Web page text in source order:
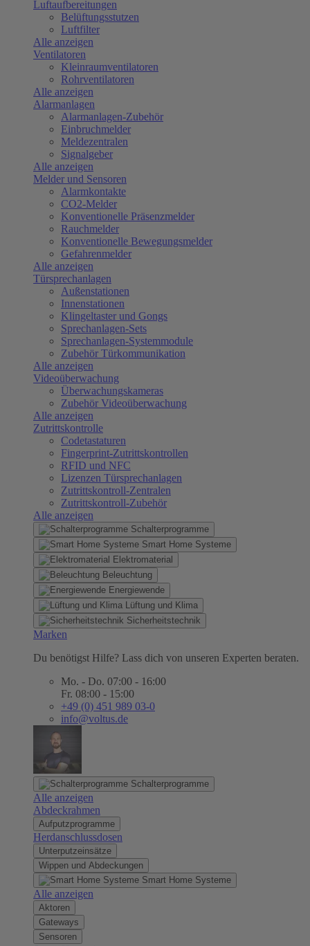
Luftaufbereitungen
Belüftungsstutzen
Luftfilter
Alle anzeigen
Ventilatoren
Kleinraumventilatoren
Rohrventilatoren
Alle anzeigen
Alarmanlagen
Alarmanlagen-Zubehör
Einbruchmelder
Meldezentralen
Signalgeber
Alle anzeigen
Melder und Sensoren
Alarmkontakte
CO2-Melder
Konventionelle Präsenzmelder
Rauchmelder
Konventionelle Bewegungsmelder
Gefahrenmelder
Alle anzeigen
Türsprechanlagen
Außenstationen
Innenstationen
Klingeltaster und Gongs
Sprechanlagen-Sets
Sprechanlagen-Systemmodule
Zubehör Türkommunikation
Alle anzeigen
Videoüberwachung
Überwachungskameras
Zubehör Videoüberwachung
Alle anzeigen
Zutrittskontrolle
Codetastaturen
Fingerprint-Zutrittskontrollen
RFID und NFC
Lizenzen Türsprechanlagen
Zutrittskontroll-Zentralen
Zutrittskontroll-Zubehör
Alle anzeigen
Schalterprogramme
Smart Home Systeme
Elektromaterial
Beleuchtung
Energiewende
Lüftung und Klima
Sicherheitstechnik
Marken
Du benötigst Hilfe? Lass dich von unseren Experten beraten.
Mo. - Do. 07:00 - 16:00
Fr. 08:00 - 15:00
+49 (0) 451 989 03-0
info@voltus.de
Schalterprogramme
Alle anzeigen
Abdeckrahmen
Aufputzprogramme
Herdanschlussdosen
Unterputzeinsätze
Wippen und Abdeckungen
Smart Home Systeme
Alle anzeigen
Aktoren
Gateways
Sensoren